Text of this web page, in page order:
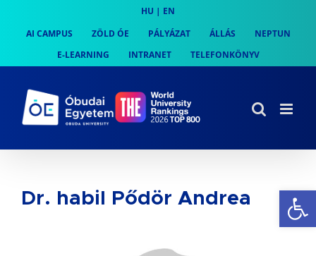
content
HU | EN
AI CAMPUS
ZÖLD ÓE PÁLYÁZAT ÁLLÁS
NEPTUN
E-LEARNING
INTRANET TELEFONKÖNYV
Dr. habil Pődör Andrea